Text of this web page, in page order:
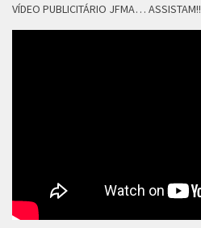
VÍDEO PUBLICITÁRIO JFMA… ASSISTAM!!